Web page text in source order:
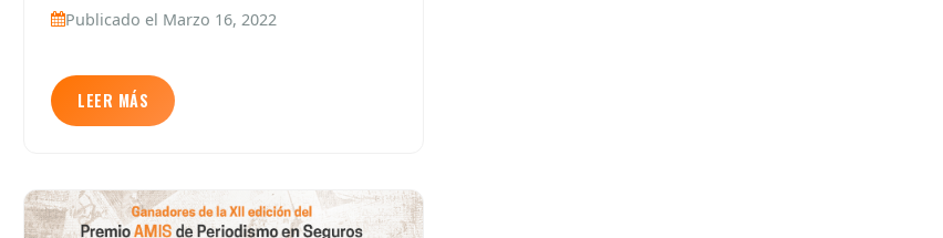
Publicado el Marzo 16, 2022
LEER MÁS